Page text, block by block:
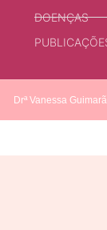
DOENÇAS
Drª Vanessa